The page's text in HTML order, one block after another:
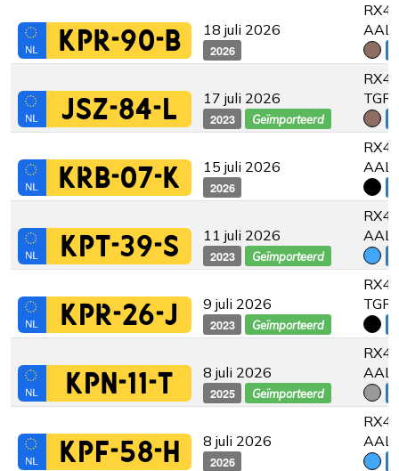
KPR-90-B 18 juli 2026
2026
JSZ-84-L 17 juli 2026
2023 Geïmporteerd
KRB-07-K 15 juli 2026
2026
KPT-39-S 11 juli 2026
2023 Geïmporteerd
KPR-26-J 9 juli 2026
2023 Geïmporteerd
KPN-11-T 8 juli 2026
2025 Geïmporteerd
KPF-58-H 8 juli 2026
2026